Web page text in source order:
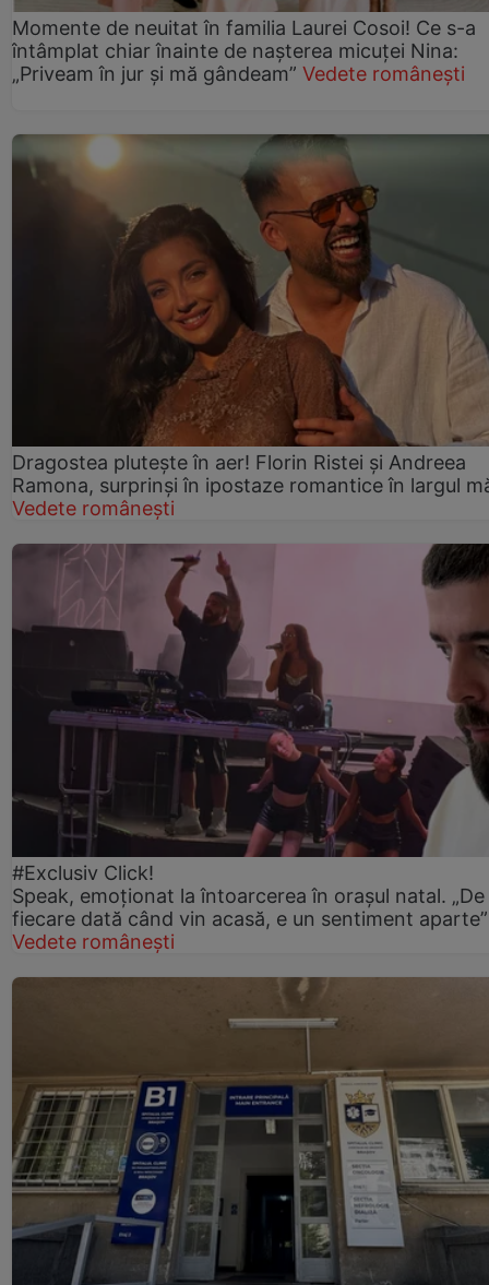
Momente de neuitat în familia Laurei Cosoi! Ce s-a
întâmplat chiar înainte de nașterea micuței Nina:
„Priveam în jur și mă gândeam” Vedete românești
Dragostea plutește în aer! Florin Ristei și Andreea
Ramona, surprinși în ipostaze romantice în largul
Vedete românești
#Exclusiv Click!
Speak, emoționat la întoarcerea în orașul natal. „De
fiecare dată când vin acasă, e un sentiment aparte”
Vedete românești